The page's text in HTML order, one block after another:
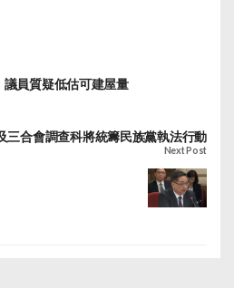
員質疑低估可建屋量
三合會調查科將統籌民族黨執法行動
Next Post